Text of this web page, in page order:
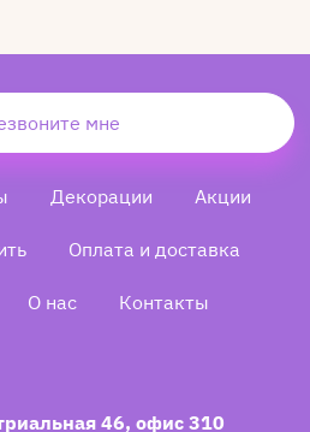
мне
Декорации Акции
Оплата и доставка
О нас Контакты
46, офис 310